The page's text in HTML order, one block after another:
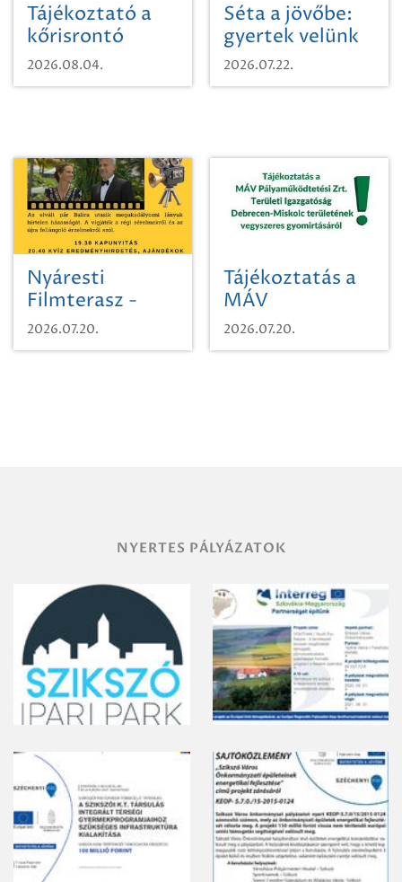
Tájékoztató a
kőrisrontó
karcsúdíszbogárról
2026.08.04.
Séta a jövőbe:
gyertek velünk
egy városi
időutazásra!
2026.07.22.
Nyáresti
Filmterasz -
Beugró a
Paradicsomba
2026.07.20.
Tájékoztatás a
MÁV
Pályaműködtetési
Zrt. Területi
2026.07.20.
NYERTES PÁLYÁZATOK